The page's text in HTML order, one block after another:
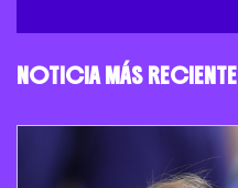
NOTICIA MÁS RECIENTE